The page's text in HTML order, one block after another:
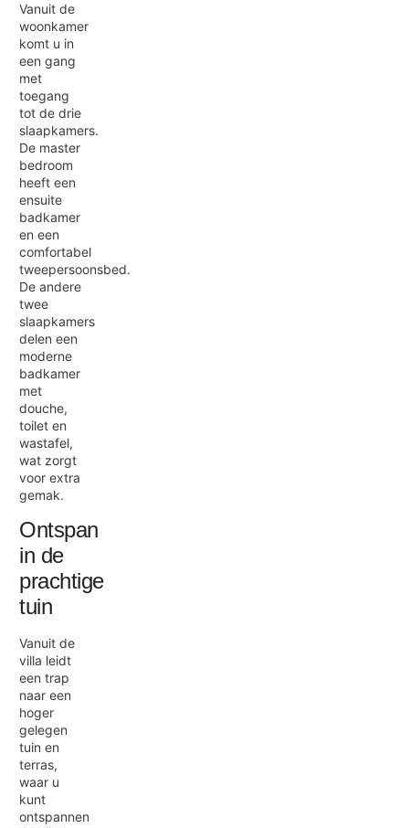
Vanuit de
woonkamer
komt u in
een gang
met
toegang
tot de drie
slaapkamers.
De master
bedroom
heeft een
ensuite
badkamer
en een
comfortabel
tweepersoonsbed.
De andere
twee
slaapkamers
delen een
moderne
badkamer
met
douche,
toilet en
wastafel,
wat zorgt
voor extra
gemak.
Ontspan
in de
prachtige
tuin
Vanuit de
villa leidt
een trap
naar een
hoger
gelegen
tuin en
terras,
waar u
kunt
ontspannen